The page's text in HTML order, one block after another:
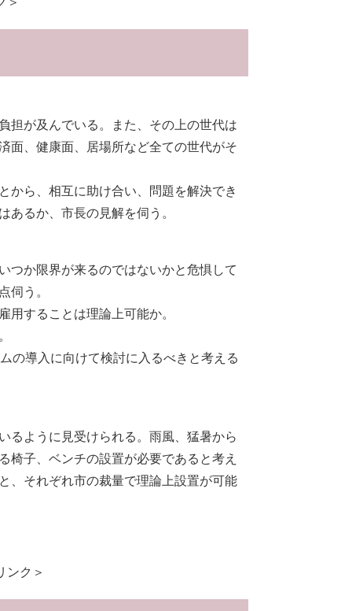
担が及んでいる。また、その上の世代は
面、健康面、居場所など全ての世代がそ
から、相互に助け合い、問題を解決でき
あるか、市長の見解を伺う。
つか限界が来るのではないかと危惧して
伺う。
用することは理論上可能か。
の導入に向けて検討に入るべきと考える
るように見受けられる。雨風、猛暑から
椅子、ベンチの設置が必要であると考え
、それぞれ市の裁量で理論上設置が可能
ンク＞